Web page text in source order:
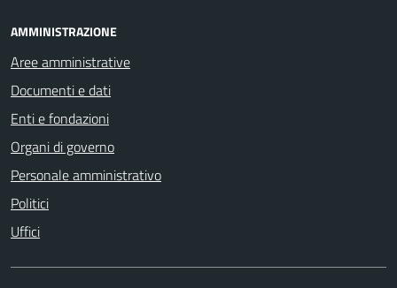
AMMINISTRAZIONE
Aree amministrative
Documenti e dati
Enti e fondazioni
Organi di governo
Personale amministrativo
Politici
Uffici